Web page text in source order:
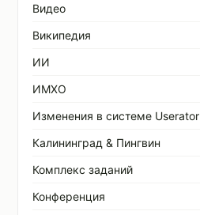
Видео
Википедия
ИИ
ИМХО
Изменения в системе Userator
Калининград & Пингвин
Комплекс заданий
Конференция